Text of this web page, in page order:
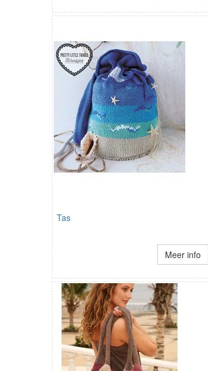
Tas
Meer info